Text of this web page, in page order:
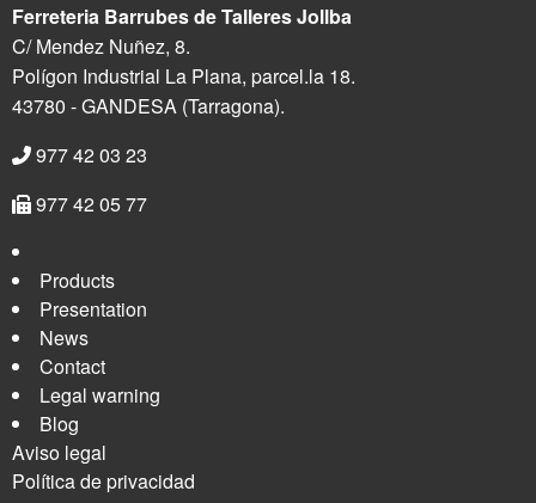
Ferreteria Barrubes de Talleres Jollba
C/ Mendez Nuñez, 8.
Polígon Industrial La Plana, parcel.la 18.
43780 - GANDESA (Tarragona).
977 42 03 23
977 42 05 77
Products
Presentation
News
Contact
Legal warning
Blog
Aviso legal
Política de privacidad